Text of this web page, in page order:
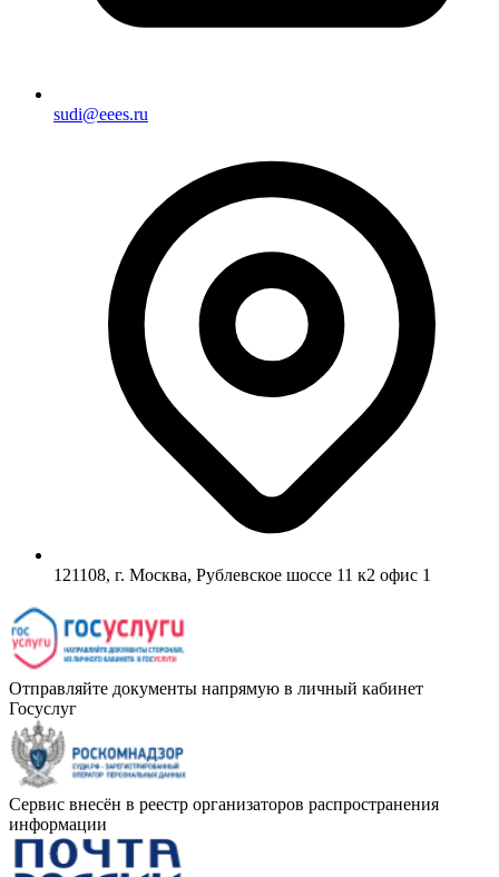
sudi@eees.ru
121108, г. Москва, Рублевское шоссе 11 к2 офис 1
Отправляйте документы напрямую в личный кабинет
Госуслуг
Сервис внесён в реестр организаторов распространения
информации